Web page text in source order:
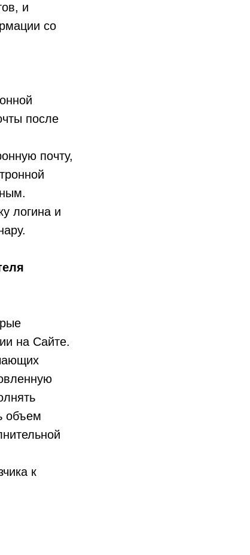
и
со
после
почту,
логина и
на Сайте.
объем
к